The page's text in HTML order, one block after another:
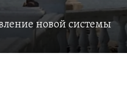
новой системы